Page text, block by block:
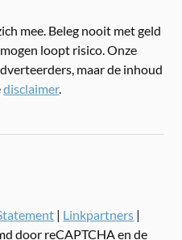
mee. Beleg nooit met geld
loopt risico. Onze
maar de inhoud
disclaimer.
| Linkpartners |
door reCAPTCHA en de